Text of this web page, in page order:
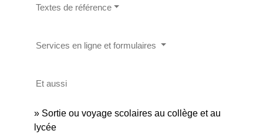
Textes de référence
Services en ligne et formulaires
Et aussi
Sortie ou voyage scolaires au collège et au
lycée